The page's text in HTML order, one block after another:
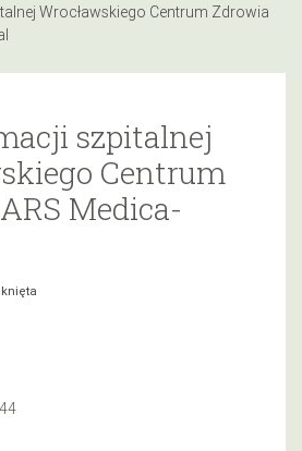
Wrocławskiego Centrum Zdrowia
szpitalnej
Centrum
Medica-